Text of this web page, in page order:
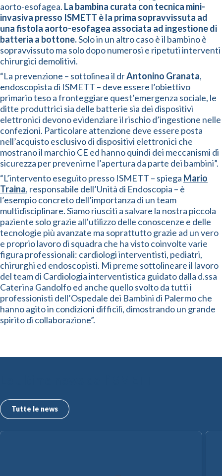
aorto-esofagea. La bambina curata con tecnica mini-
invasiva presso ISMETT è la prima sopravvissuta ad
una fistola aorto-esofagea associata ad ingestione di
batteria a bottone.Solo in un altro caso è il bambino è
sopravvissuto ma solo dopo numerosi e ripetuti interventi
chirurgici demolitivi.
“La prevenzione – sottolinea il drAntonino Granata,
endoscopista di ISMETT – deve essere l’obiettivo
primario teso a fronteggiare quest’emergenza sociale, le
ditte produttrici sia delle batterie sia dei dispositivi
elettronici devono evidenziare il rischio d’ingestione nelle
confezioni. Particolare attenzione deve essere posta
nell’acquisto esclusivo di dispositivi elettronici che
mostrano il marchio CE ed hanno quindi dei meccanismi di
sicurezza per prevenirne l’apertura da parte dei bambini”.
“L’intervento eseguito presso ISMETT – spiega Mario
Traina, responsabile dell’Unità di Endoscopia – è
l’esempio concreto dell’importanza di un team
multidisciplinare. Siamo riusciti a salvare la nostra piccola
paziente solo grazie all’utilizzo delle conoscenze e delle
tecnologie più avanzate ma soprattutto grazie ad un vero
e proprio lavoro di squadra che ha visto coinvolte varie
figura professionali: cardiologi interventisti, pediatri,
chirurghi ed endoscopisti. Mi preme sottolineare il lavoro
del team di Cardiologia interventistica guidato dalla d.ssa
Caterina Gandolfo ed anche quello svolto da tutti i
professionisti dell’Ospedale dei Bambini di Palermo che
hanno agito in condizioni difficili, dimostrando un grande
spirito di collaborazione”.
Tutte le news